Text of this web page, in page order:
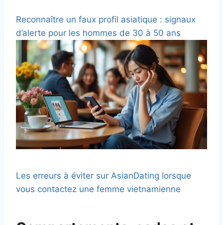
Reconnaître un faux profil asiatique : signaux
d’alerte pour les hommes de 30 à 50 ans
Les erreurs à éviter sur AsianDating lorsque
vous contactez une femme vietnamienne